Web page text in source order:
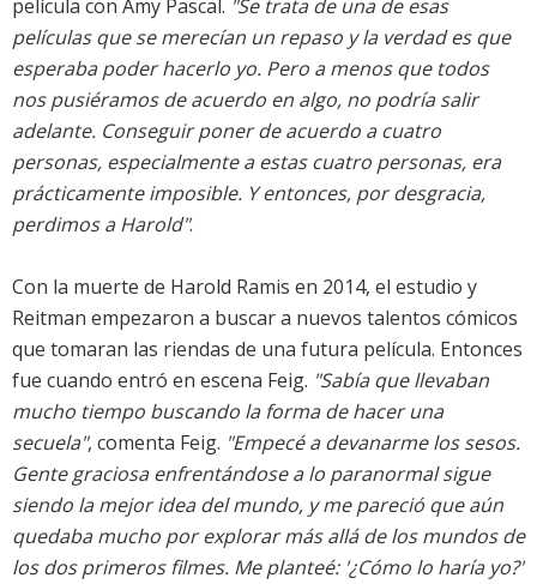
película con Amy Pascal. "Se trata de una de esas
películas que se merecían un repaso y la verdad es que
esperaba poder hacerlo yo. Pero a menos que todos
nos pusiéramos de acuerdo en algo, no podría salir
adelante. Conseguir poner de acuerdo a cuatro
personas, especialmente a estas cuatro personas, era
prácticamente imposible. Y entonces, por desgracia,
perdimos a Harold".
Con la muerte de Harold Ramis en 2014, el estudio y
Reitman empezaron a buscar a nuevos talentos cómicos
que tomaran las riendas de una futura película. Entonces
fue cuando entró en escena Feig. "Sabía que llevaban
mucho tiempo buscando la forma de hacer una
secuela", comenta Feig. "Empecé a devanarme los sesos.
Gente graciosa enfrentándose a lo paranormal sigue
siendo la mejor idea del mundo, y me pareció que aún
quedaba mucho por explorar más allá de los mundos de
los dos primeros filmes. Me planteé: '¿Cómo lo haría yo?'